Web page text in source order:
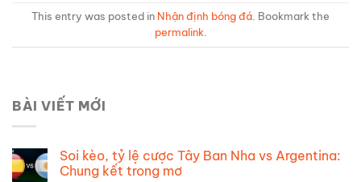
This entry was posted in Nhận định bóng đá. Bookmark the
permalink.
BÀI VIẾT MỚI
Soi kèo, tỷ lệ cược Tây Ban Nha vs Argentina:
Chung kết trong mơ